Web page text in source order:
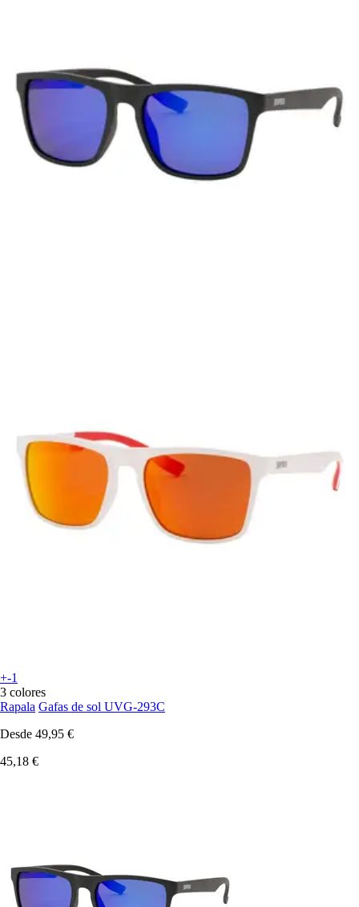
+-1
3 colores
Rapala Gafas de sol UVG-293C
Desde 49,95 €
45,18 €